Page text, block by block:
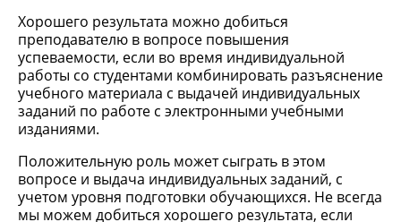
Хорошего результата можно добиться
преподавателю в вопросе повышения
успеваемости, если во время индивидуальной
работы со студентами комбинировать разъяснение
учебного материала с выдачей индивидуальных
заданий по работе с электронными учебными
изданиями.
Положительную роль может сыграть в этом
вопросе и выдача индивидуальных заданий, с
учетом уровня подготовки обучающихся. Не всегда
мы можем добиться хорошего результата, если